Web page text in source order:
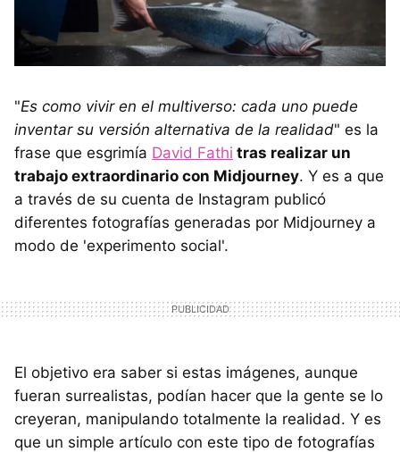
"Es como vivir en el multiverso: cada uno puede
inventar su versión alternativa de la realidad" es la
frase que esgrimía David Fathi tras realizar un
trabajo extraordinario con Midjourney. Y es a que
a través de su cuenta de Instagram publicó
diferentes fotografías generadas por Midjourney a
modo de 'experimento social'.
El objetivo era saber si estas imágenes, aunque
fueran surrealistas, podían hacer que la gente se lo
creyeran, manipulando totalmente la realidad. Y es
que un simple artículo con este tipo de fotografías